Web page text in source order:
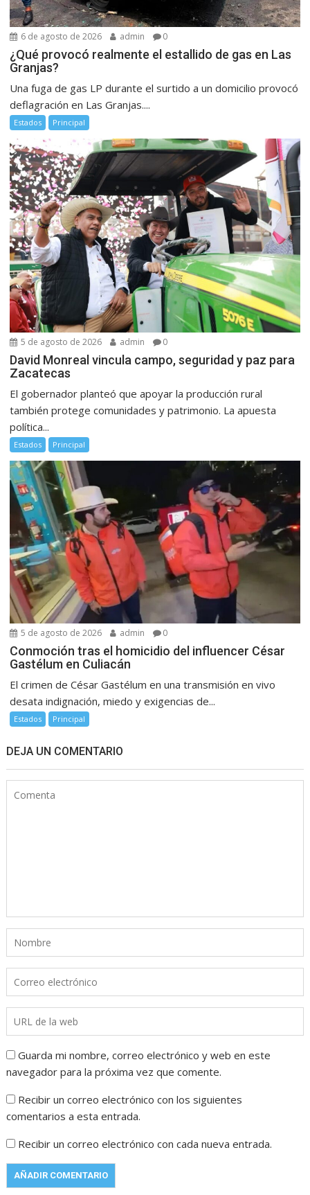
6 de agosto de 2026 admin 0
¿Qué provocó realmente el estallido de gas en Las
Granjas?
Una fuga de gas LP durante el surtido a un domicilio provocó
deflagración en Las Granjas....
Estados Principal
5 de agosto de 2026 admin 0
David Monreal vincula campo, seguridad y paz para
Zacatecas
El gobernador planteó que apoyar la producción rural
también protege comunidades y patrimonio. La apuesta
política...
Estados Principal
5 de agosto de 2026 admin 0
Conmoción tras el homicidio del influencer César
Gastélum en Culiacán
El crimen de César Gastélum en una transmisión en vivo
desata indignación, miedo y exigencias de...
Estados Principal
DEJA UN COMENTARIO
Guarda mi nombre, correo electrónico y web en este
navegador para la próxima vez que comente.
Recibir un correo electrónico con los siguientes
comentarios a esta entrada.
Recibir un correo electrónico con cada nueva entrada.